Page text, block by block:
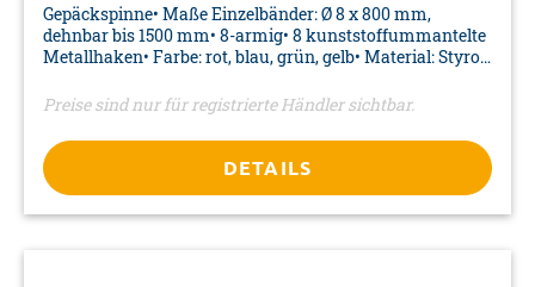
Gepäckspinne• Maße Einzelbänder: Ø 8 x 800 mm,
dehnbar bis 1500 mm• 8-armig• 8 kunststoffummantelte
Metallhaken• Farbe: rot, blau, grün, gelb• Material: Styrol-
Preise sind nur für registrierte Händler sichtbar.
DETAILS